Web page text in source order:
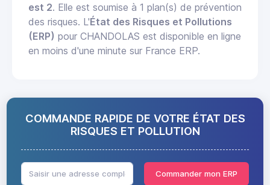
est 2. Elle est soumise à 1 plan(s) de prévention
des risques. L'État des Risques et Pollutions
(ERP) pour CHANDOLAS est disponible en ligne
en moins d'une minute sur France ERP.
COMMANDE RAPIDE DE VOTRE ÉTAT DES
RISQUES ET POLLUTION
Commander mon ERP